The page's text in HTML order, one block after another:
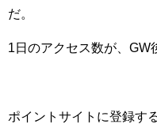
だ。
1日のアクセス数が、
ポイントサイトに登録す